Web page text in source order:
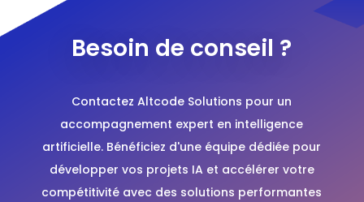
Besoin de conseil ?
Contactez Altcode Solutions pour un
accompagnement expert en intelligence
artificielle. Bénéficiez d'une équipe dédiée pour
développer vos projets IA et accélérer votre
compétitivité avec des solutions performantes